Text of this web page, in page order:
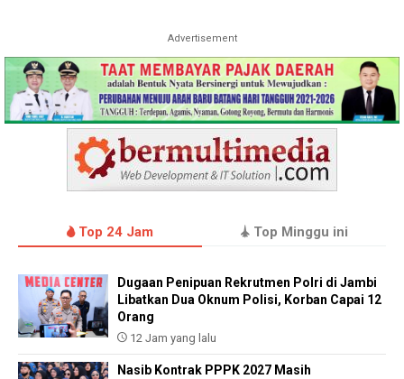
Advertisement
Top 24 Jam Top Minggu ini
Dugaan Penipuan Rekrutmen Polri di Jambi
Libatkan Dua Oknum Polisi, Korban Capai 12
Orang
12 Jam yang lalu
Nasib Kontrak PPPK 2027 Masih